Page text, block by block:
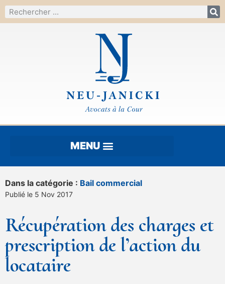
Dans la catégorie : Bail commercial
Publié le 5 Nov 2017
Récupération des charges et
prescription de l’action du
locataire